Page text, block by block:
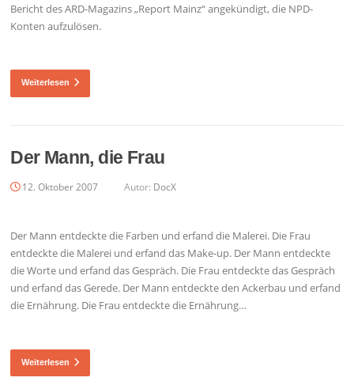
Bericht des ARD-Magazins „Report Mainz“ angekündigt, die NPD-
Konten aufzulösen.
Weiterlesen
Der Mann, die Frau
12. Oktober 2007 Autor: DocX
Der Mann entdeckte die Farben und erfand die Malerei. Die Frau
entdeckte die Malerei und erfand das Make-up. Der Mann entdeckte
die Worte und erfand das Gespräch. Die Frau entdeckte das Gespräch
und erfand das Gerede. Der Mann entdeckte den Ackerbau und erfand
die Ernährung. Die Frau entdeckte die Ernährung…
Weiterlesen